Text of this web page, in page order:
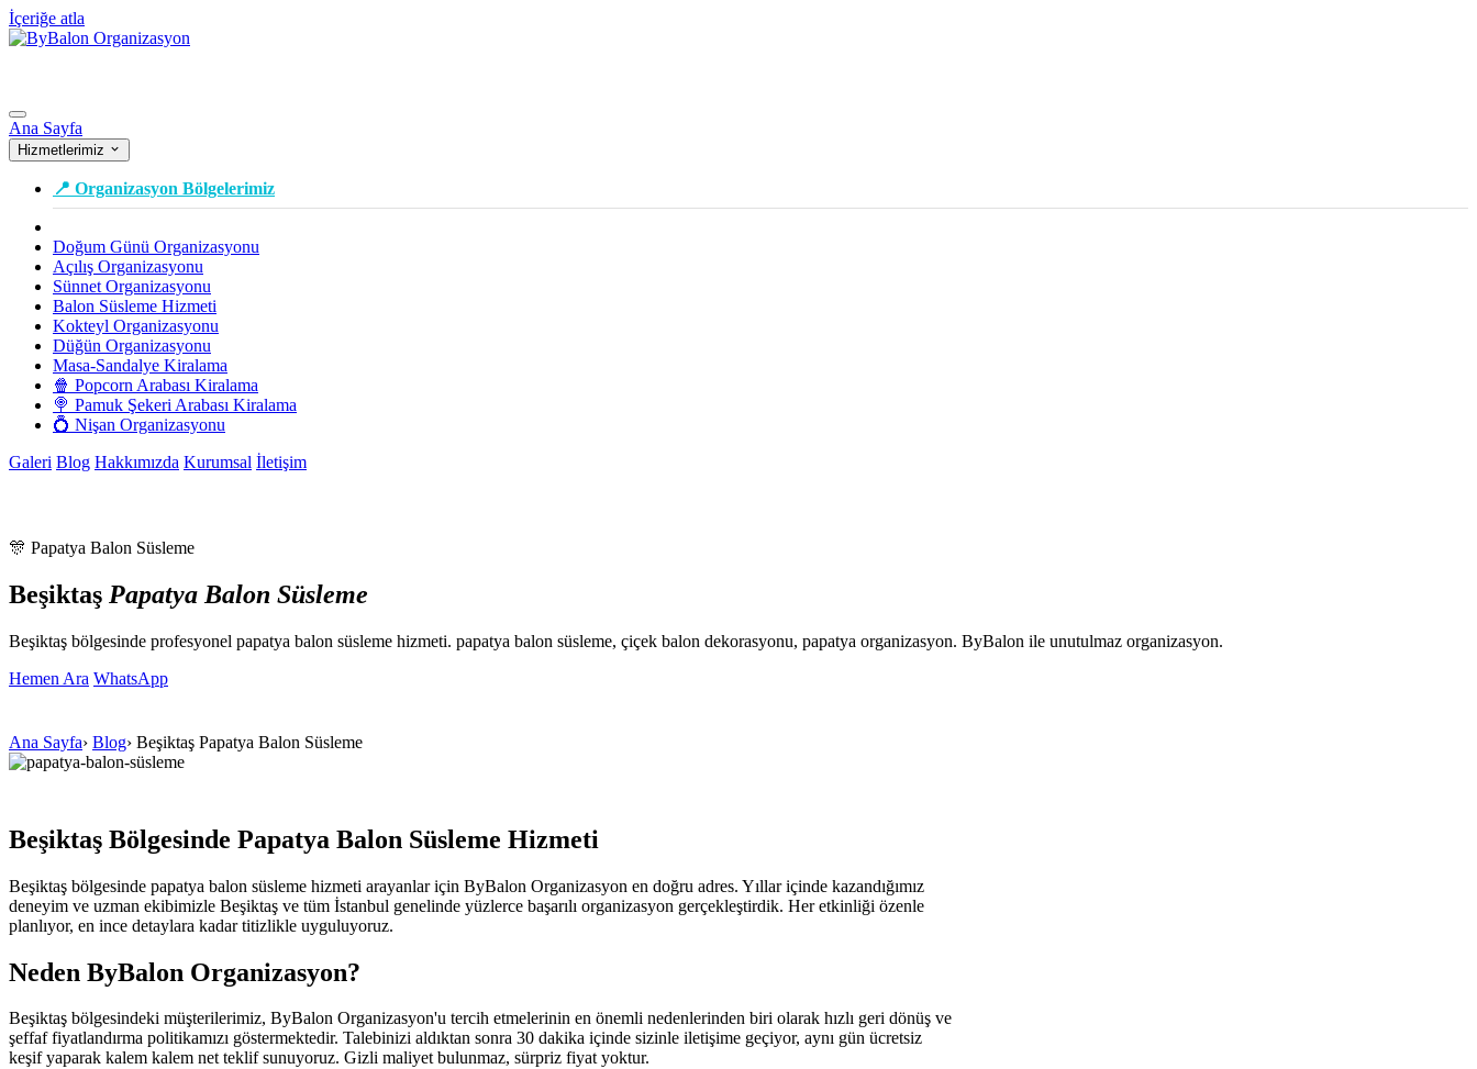
İçeriğe atla
Ana Sayfa
Hizmetlerimiz
📍 Organizasyon Bölgelerimiz
Doğum Günü Organizasyonu
Açılış Organizasyonu
Sünnet Organizasyonu
Balon Süsleme Hizmeti
Kokteyl Organizasyonu
Düğün Organizasyonu
Masa-Sandalye Kiralama
🍿 Popcorn Arabası Kiralama
🍭 Pamuk Şekeri Arabası Kiralama
💍 Nişan Organizasyonu
Galeri Blog Hakkımızda Kurumsal İletişim
🎊 Papatya Balon Süsleme
Beşiktaş Papatya Balon Süsleme
Beşiktaş bölgesinde profesyonel papatya balon süsleme hizmeti. papatya balon süsleme, çiçek balon dekorasyonu, papatya organizasyon. ByBalon ile unutulmaz organizasyon.
Hemen Ara WhatsApp
Ana Sayfa› Blog› Beşiktaş Papatya Balon Süsleme
Beşiktaş Bölgesinde Papatya Balon Süsleme Hizmeti
Beşiktaş bölgesinde papatya balon süsleme hizmeti arayanlar için ByBalon Organizasyon en doğru adres. Yıllar içinde kazandığımız
deneyim ve uzman ekibimizle Beşiktaş ve tüm İstanbul genelinde yüzlerce başarılı organizasyon gerçekleştirdik. Her etkinliği özenle
planlıyor, en ince detaylara kadar titizlikle uyguluyoruz.
Neden ByBalon Organizasyon?
Beşiktaş bölgesindeki müşterilerimiz, ByBalon Organizasyon'u tercih etmelerinin en önemli nedenlerinden biri olarak hızlı geri dönüş ve
şeffaf fiyatlandırma politikamızı göstermektedir. Talebinizi aldıktan sonra 30 dakika içinde sizinle iletişime geçiyor, aynı gün ücretsiz
keşif yaparak kalem kalem net teklif sunuyoruz. Gizli maliyet bulunmaz, sürpriz fiyat yoktur.